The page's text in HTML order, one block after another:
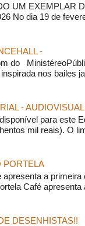
UM EXEMPLAR
No dia 19 de
-
do
nos bailes
- AUDIOVISUAL
para este
mil reais). O
PORTELA
apresenta a
Café apresenta
DESENHISTAS!!